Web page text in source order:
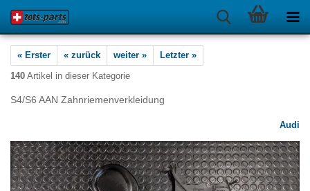
« Erster « zurück weiter »
Letzter »
140 Artikel in dieser Kategorie
S4/S6 AAN Zahnriemenverkleidung
Audi